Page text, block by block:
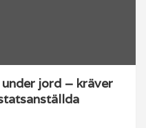
jord – kräver